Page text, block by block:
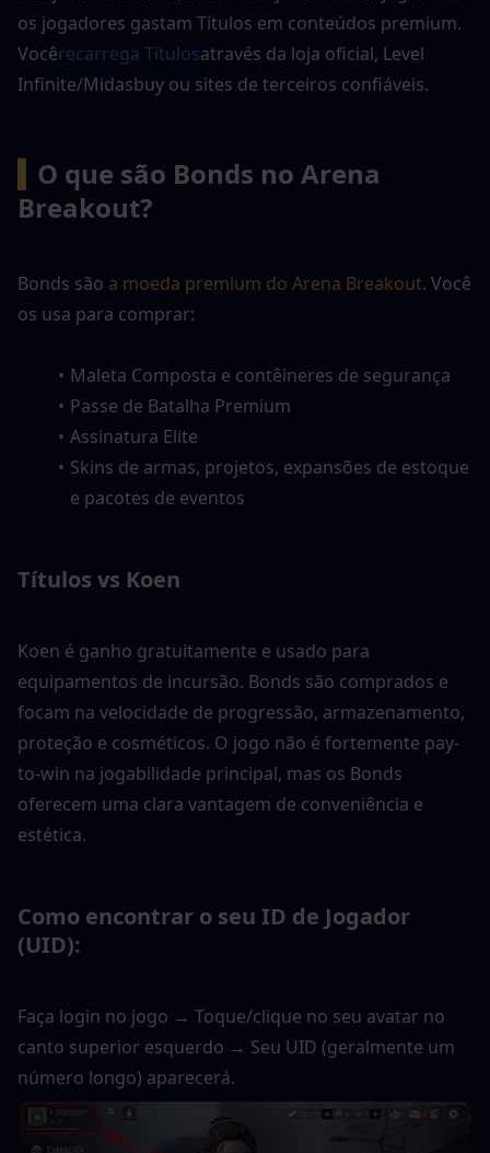
os jogadores gastam Títulos em conteúdos premium.
Vocêrecarrega Títulosatravés da loja oficial, Level
Infinite/Midasbuy ou sites de terceiros confiáveis.
O que são Bonds no Arena
Breakout?
Bonds são a moeda premium do Arena Breakout. Você
os usa para comprar:
Maleta Composta e contêineres de segurança
Passe de Batalha Premium
Assinatura Elite
Skins de armas, projetos, expansões de estoque
e pacotes de eventos
Títulos vs Koen
Koen é ganho gratuitamente e usado para
equipamentos de incursão. Bonds são comprados e
focam na velocidade de progressão, armazenamento,
proteção e cosméticos. O jogo não é fortemente pay-
to-win na jogabilidade principal, mas os Bonds
oferecem uma clara vantagem de conveniência e
estética.
Como encontrar o seu ID de Jogador
(UID):
Faça login no jogo → Toque/clique no seu avatar no
canto superior esquerdo → Seu UID (geralmente um
número longo) aparecerá.